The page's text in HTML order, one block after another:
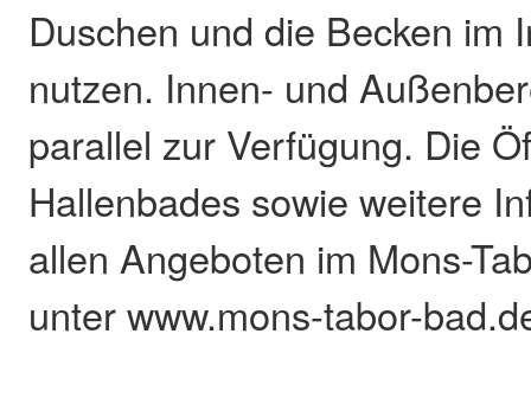
Duschen und die Becken im
nutzen. Innen- und
parallel zur Verfügung. Die
Hallenbades sowie weitere
allen Angeboten im Mons-
unter www.mons-tabor-